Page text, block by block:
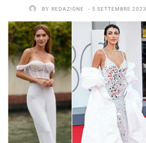
BY REDAZIONE 5 SETTEMBRE 2023